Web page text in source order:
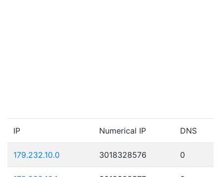
IP Numerical IP DNS
179.232.10.0 3018328576 0